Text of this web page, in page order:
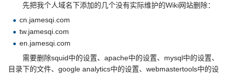
先把我个人域名下添加的几个没有实际维护的Wiki网站删除：
cn.jamesqi.com
tw.jamesqi.com
en.jamesqi.com
需要删除squid中的设置、apache中的设置、mysql中的设置、
目录下的文件、google analytics中的设置、webmastertools中的设